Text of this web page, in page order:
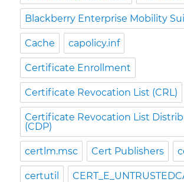
Blackberry Enterprise Mobility
Cache capolicy.inf
Certificate Enrollment
Certificate Revocation List (CRL)
Certificate Revocation List
(CDP)
certlm.msc Cert Publishers
certutil